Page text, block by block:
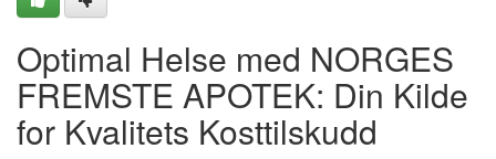
Optimal Helse med NORGES
FREMSTE APOTEK: Din Kilde
for Kvalitets Kosttilskudd